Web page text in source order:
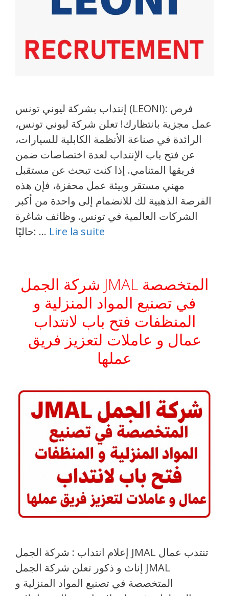
إنتداب بشركة ليوني تونس (LEONI): فرص
عمل مجزية بانتظارك! تعلن شركة ليوني تونس،
الرائدة في صناعة الأنظمة الكابلية للسيارات،
عن فتح باب الإنتداب لعدة اختصاصات ضمن
فريقها المتنامي. إذا كنت تبحث عن مستقبل
مهني مستقر وبيئة عمل محفزة، فإن هذه
الفرصة الذهبية لك للانضمام إلى واحدة من أكبر
الشركات العالمية في تونس. وظائف شاغرة
حاليًا: … Lire la suite
شركة الجمل JMAL المتخصصة
في تصنيع المواد المنزلية و
المنظفات فتح باب لانتداب
عمال و عاملات لتعزيز فريق
عملها
إعلام انتداب : شركة الجمل JMAL تنتدب عمال
إناث و ذكور تعلن شركة الجمل JMAL
المتخصصة في تصنيع المواد المنزلية و